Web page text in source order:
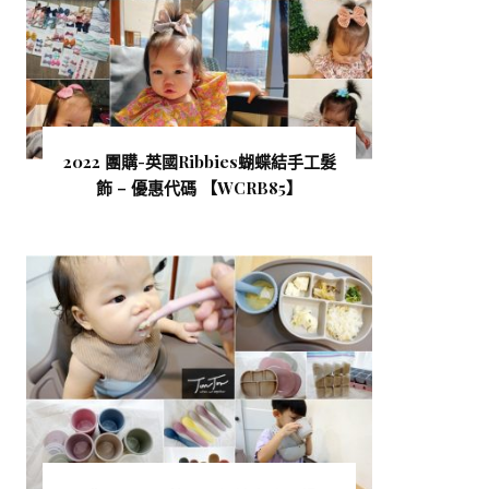
2022 團購-英國Ribbies蝴蝶結手工髮
飾 – 優惠代碼 【WCRB85 】